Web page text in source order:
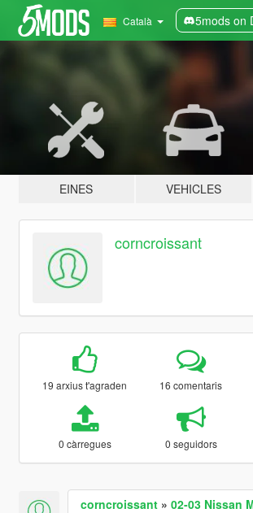
Català 5mods on
EINES VEHICLES
corncroissant
19 arxius t'agraden 16 comentaris
0 càrregues 0 seguidors
corncroissant» 02-03 Nissan